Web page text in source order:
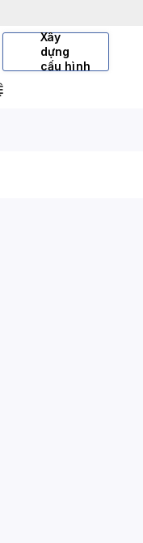
Xây
dựng
cấu hình